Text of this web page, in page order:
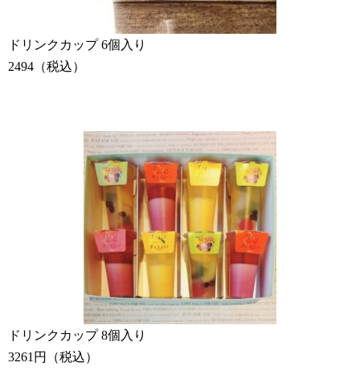
ドリンクカップ 6個入り
2494（税込）
ドリンクカップ 8個入り
3261円（税込）